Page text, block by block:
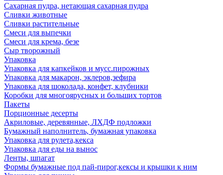
Сахарная пудра, нетающая сахарная пудра
Сливки животные
Сливки растительные
Смеси для выпечки
Смеси для крема, безе
Сыр творожный
Упаковка
Упаковка для капкейков и мусс.пирожных
Упаковка для макарон, эклеров,зефира
Упаковка для шоколада, конфет, клубники
Коробки для многоярусных и больших тортов
Пакеты
Порционные десерты
Акриловые, деревянные, ЛХДФ подложки
Бумажный наполнитель, бумажная упаковка
Упаковка для рулета,кекса
Упаковка для еды на вынос
Ленты, шпагат
Формы бумажные под пай-пирог,кексы и крышки к ним